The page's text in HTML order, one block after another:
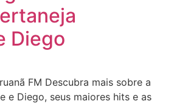
Diego
FM Descubra mais sobre a
e Diego, seus maiores hits e as